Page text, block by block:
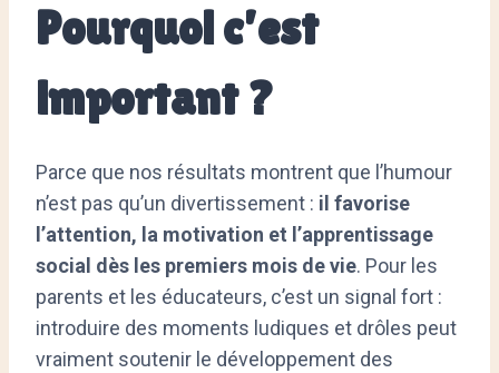
Pourquoi c’est
important ?
Parce que nos résultats montrent que l’humour
n’est pas qu’un divertissement : il favorise
l’attention, la motivation et l’apprentissage
social dès les premiers mois de vie. Pour les
parents et les éducateurs, c’est un signal fort :
introduire des moments ludiques et drôles peut
vraiment soutenir le développement des